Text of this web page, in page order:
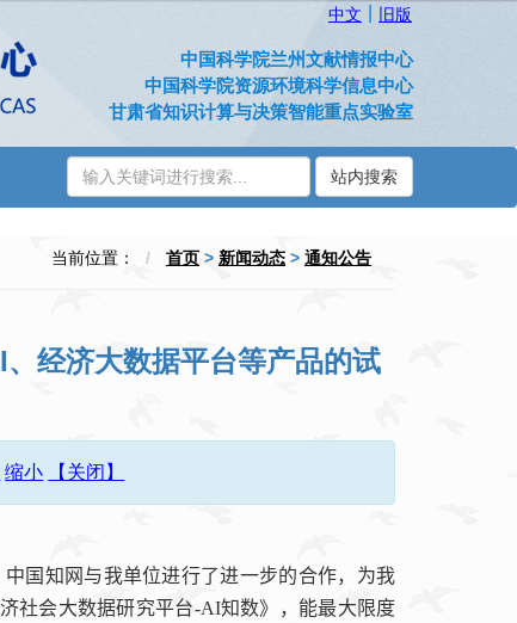
中文 旧版
中国科学院兰州文献情报中心
中国科学院资源环境科学信息中心
甘肃省知识计算与决策智能重点实验室
站内搜索
当前位置： 首页 > 新闻动态 > 通知公告
经济大数据平台等产品的试
缩小 【关闭】
中国知网与我单位进行了进一步的合作，为我
社会大数据研究平台-AI知数》 ，能最大限度